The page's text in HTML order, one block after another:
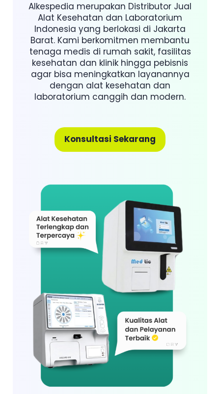
Alkespedia merupakan Distributor Jual
Alat Kesehatan dan Laboratorium
Indonesia yang berlokasi di Jakarta
Barat. Kami berkomitmen membantu
tenaga medis di rumah sakit, fasilitas
kesehatan dan klinik hingga pebisnis
agar bisa meningkatkan layanannya
dengan alat kesehatan dan
laboratorium canggih dan modern.
Konsultasi Sekarang